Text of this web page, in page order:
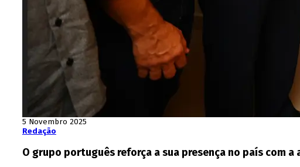
5 Novembro 2025
Redação
O grupo português reforça a sua presença no país com